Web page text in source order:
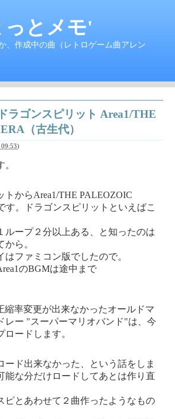
っとメモ'
、作成中の曲（レトロゲーム曲アレン
ラゴンスピリット Area1/THE
（古生代）
)
トからArea1/THE PALEOZOIC
す。ドラゴンスピリットといえばこ
ループ２分以上ある、と知ったのは
ら。
はファミコン版でしたので。
のBGMは途中まで
縮率変更が出来なかったオールドマ
レー "スーパーマリオバンド"は、今
ロードします。
ード出来なかった、という話をしま
能な分だけロードしてあとは作り直
ピとあわせて２曲作ったようなもの